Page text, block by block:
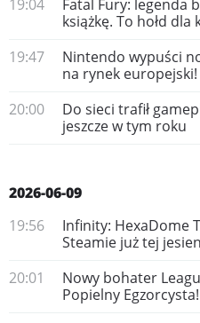
19:04
Fatal Fury: legenda
książkę. To hołd dla
19:47
Nintendo wypuści
na rynek europejski!
20:00
Do sieci trafił
jeszcze w tym roku
2026-06-09
19:56
Infinity: HexaDome
Steamie już tej
20:01
Nowy bohater
Popielny Egzorcysta!